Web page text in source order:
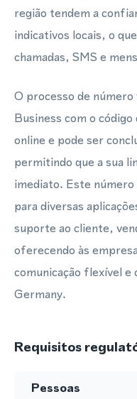
região tendem a
indicativos locais, o
chamadas, SMS e
O processo de
Business com o
online e pode ser
permitindo que a sua
imediato. Este
para diversas
suporte ao cliente,
oferecendo às
comunicação flexível e
Germany.
Requisitos
Pessoas